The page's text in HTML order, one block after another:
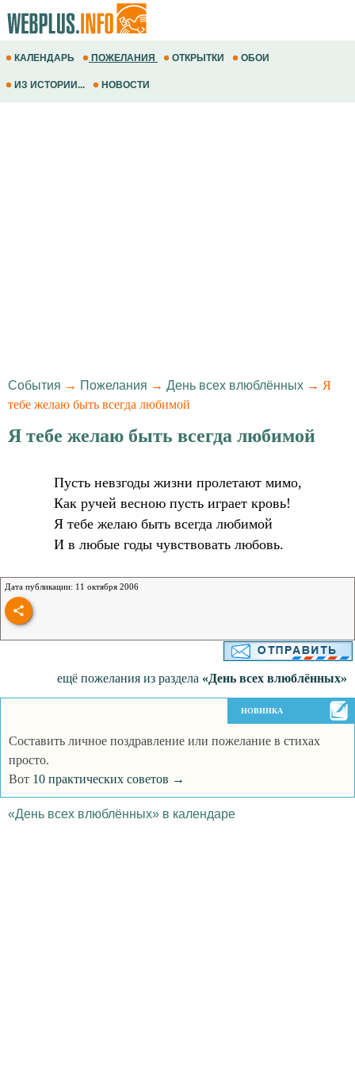
КАЛЕНДАРЬ ПОЖЕЛАНИЯ ОТКРЫТКИ ОБОИ
ИЗ ИСТОРИИ... НОВОСТИ
События → Пожелания → День всех влюблённых → Я
тебе желаю быть всегда любимой
Я тебе желаю быть всегда любимой
Пусть невзгоды жизни пpолетают мимо,
Как pучей весною пусть игpает кpовь!
Я тебе желаю быть всегда любимой
И в любые годы чувствовать любовь.
Дата публикации: 11 октября 2006
ещё пожелания из раздела «День всех влюблённых»
НОВИНКА
Составить личное поздравление или пожелание в стихах
просто.
Вот 10 практических советов →
«День всех влюблённых» в календаре